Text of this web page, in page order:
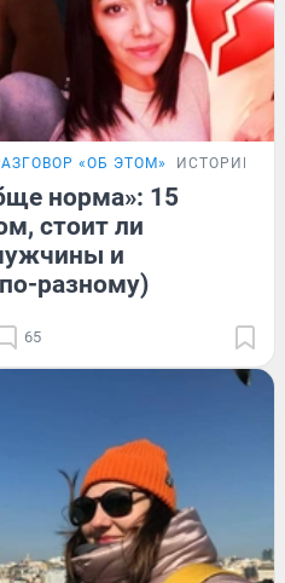
«ОБ ЭТОМ» ИСТОРИИ
норма»: 15
стоит ли
и
разному)
65